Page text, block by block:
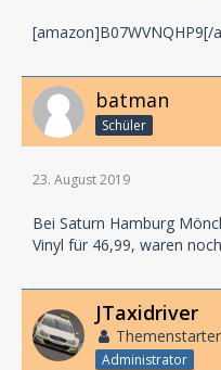
[amazon]B07WVNQHP9[/
batman
Schüler
23. August 2019
Bei Saturn Hamburg
Vinyl für 46,99, waren
JTaxidriver
Themenstarter
Administrator